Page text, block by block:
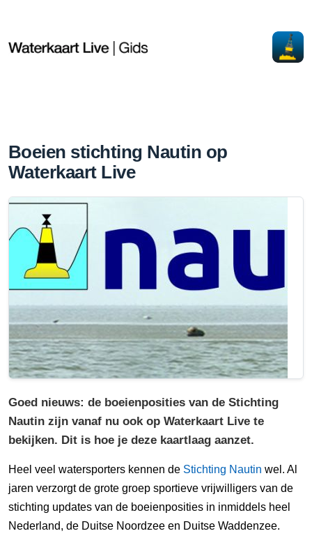
Boeien stichting Nautin op
Waterkaart Live
Goed nieuws: de boeienposities van de Stichting
Nautin zijn vanaf nu ook op Waterkaart Live te
bekijken. Dit is hoe je deze kaartlaag aanzet.
Heel veel watersporters kennen de Stichting Nautin wel. Al
jaren verzorgt de grote groep sportieve vrijwilligers van de
stichting updates van de boeienposities in inmiddels heel
Nederland, de Duitse Noordzee en Duitse Waddenzee.